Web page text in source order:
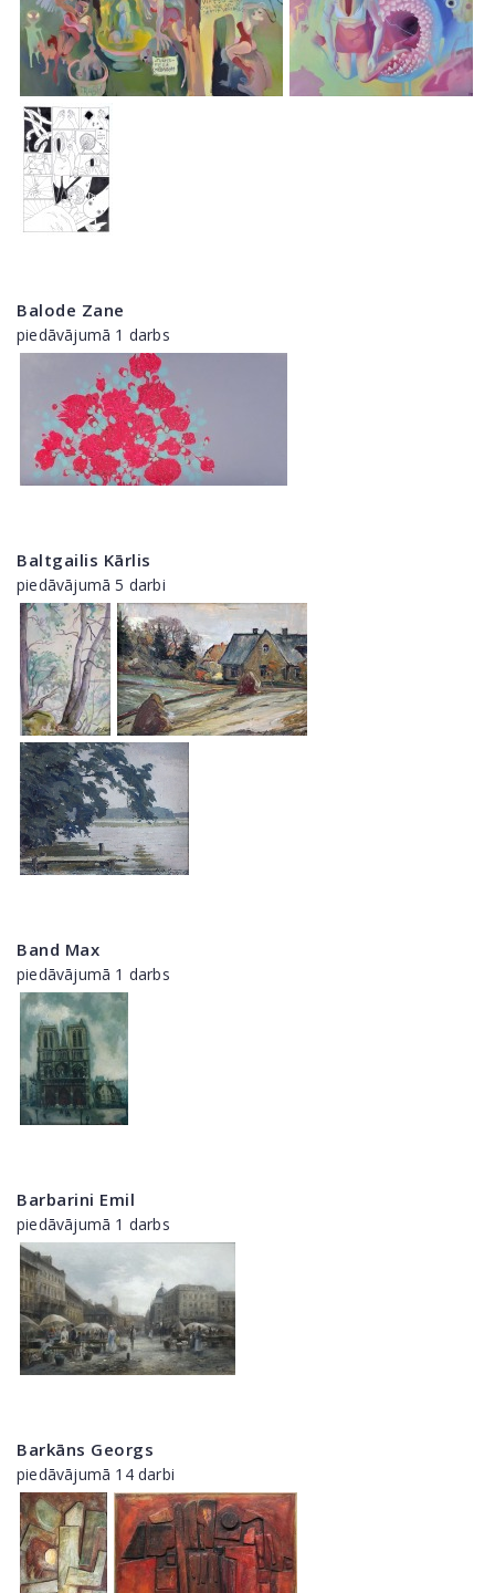
Balode Zane
piedāvājumā 1 darbs
Baltgailis Kārlis
piedāvājumā 5 darbi
Band Max
piedāvājumā 1 darbs
Barbarini Emil
piedāvājumā 1 darbs
Barkāns Georgs
piedāvājumā 14 darbi